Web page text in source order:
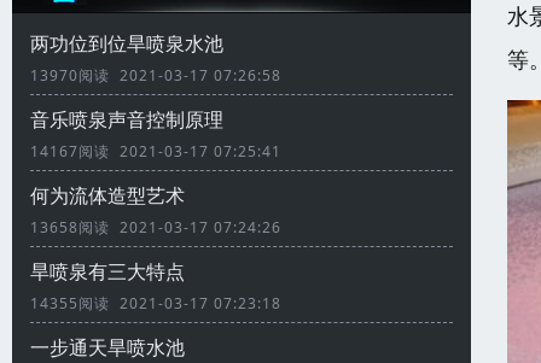
两功位到位旱喷泉水池
13970阅读 2021-03-17 07:26:58
音乐喷泉声音控制原理
14167阅读 2021-03-17 07:25:41
何为流体造型艺术
13658阅读 2021-03-17 07:24:26
旱喷泉有三大特点
14355阅读 2021-03-17 07:23:18
一步通天旱喷水池
水
等